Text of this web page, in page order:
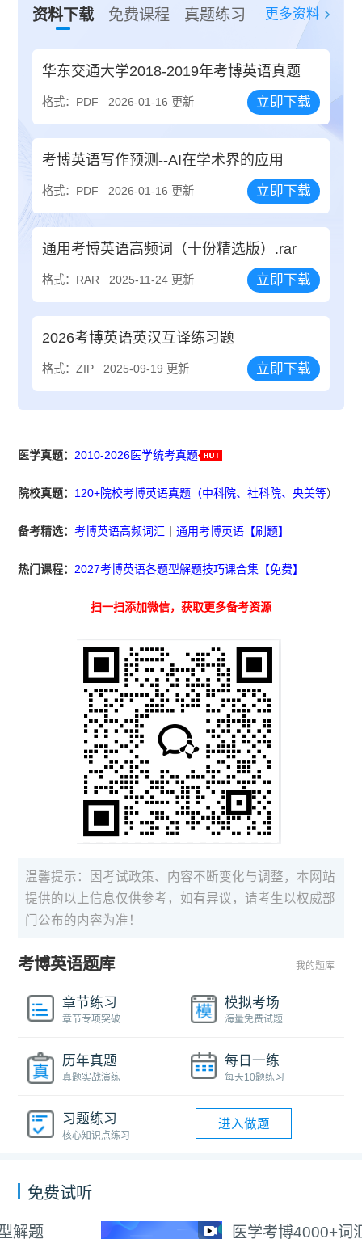
资料下载 免费课程 真题练习 更多资料
华东交通大学2018-2019年考博英语真题
格式：PDF 2026-01-16 更新 立即下载
考博英语写作预测--AI在学术界的应用
格式：PDF 2026-01-16 更新 立即下载
通用考博英语高频词（十份精选版）.rar
格式：RAR 2025-11-24 更新 立即下载
2026考博英语英汉互译练习题
格式：ZIP 2025-09-19 更新 立即下载
医学真题： 2010-2026医学统考真题
院校真题： 120+院校考博英语真题（中科院、社科院、央美等）
备考精选：考博英语高频词汇 丨通用考博英语【刷题】
热门课程： 2027考博英语各题型解题技巧课合集【免费】
扫一扫添加微信，获取更多备考资源
温馨提示：因考试政策、内容不断变化与调整，本网站
提供的以上信息仅供参考，如有异议，请考生以权威部
门公布的内容为准！
考博英语题库 我的题库
章节练习
章节专项突破
模拟考场
海量免费试题
历年真题
真题实战演练
每日一练
每天10题练习
习题练习
核心知识点练习
进入做题
免费试听
医学考博4000+词汇朗读